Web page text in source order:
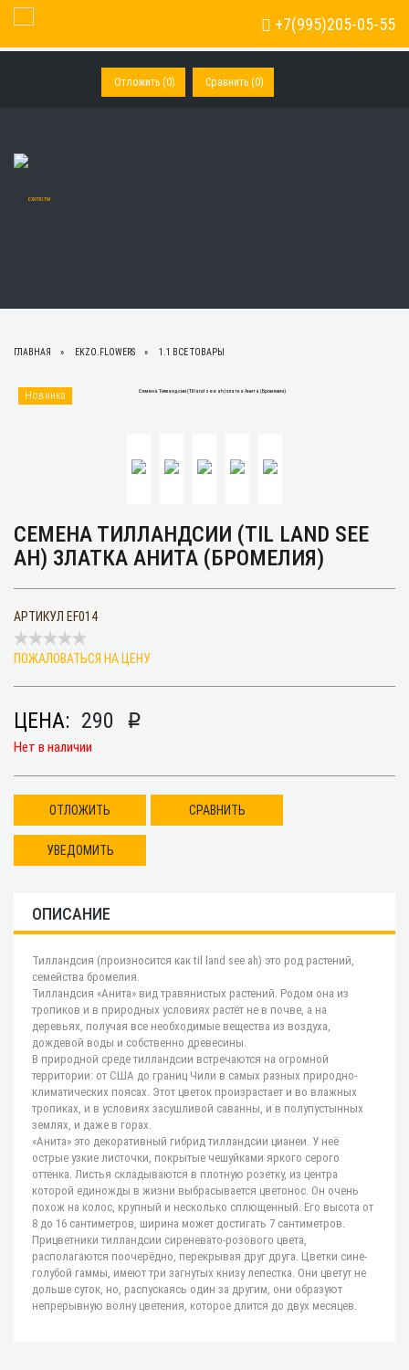
Отложить (0) Сравнить (0)
+7(995)205-05-55
Toggle Navigation
ГЛАВНАЯ EKZO.FLOWERS 1.1 ВСЕ ТОВАРЫ
Новинка
СЕМЕНА ТИЛЛАНДСИИ (TIL LAND SEE
AH) ЗЛАТКА АНИТА (БРОМЕЛИЯ)
АРТИКУЛ EF014
ПОЖАЛОВАТЬСЯ НА ЦЕНУ
ЦЕНА: 290 p
Нет в наличии
ОТЛОЖИТЬ СРАВНИТЬ
УВЕДОМИТЬ
ОПИСАНИЕ
Тилландсия (произносится как til land see ah) это род растений,
семейства бромелия.
Тилландсия «Анита» вид травянистых растений. Родом она из
тропиков и в природных условиях растёт не в почве, а на
деревьях, получая все необходимые вещества из воздуха,
дождевой воды и собственно древесины.
В природной среде тилландсии встречаются на огромной
территории: от США до границ Чили в самых разных природно-
климатических поясах. Этот цветок произрастает и во влажных
тропиках, и в условиях засушливой саванны, и в полупустынных
землях, и даже в горах.
«Анита» это декоративный гибрид тилландсии цианеи. У неё
острые узкие листочки, покрытые чешуйками яркого серого
оттенка. Листья складываются в плотную розетку, из центра
которой единожды в жизни выбрасывается цветонос. Он очень
похож на колос, крупный и несколько сплющенный. Его высота от
8 до 16 сантиметров, ширина может достигать 7 сантиметров.
Прицветники тилландсии сиреневато-розового цвета,
располагаются поочерёдно, перекрывая друг друга. Цветки сине-
голубой гаммы, имеют три загнутых книзу лепестка. Они цветут не
дольше суток, но, распускаясь один за другим, они образуют
непрерывную волну цветения, которое длится до двух месяцев.